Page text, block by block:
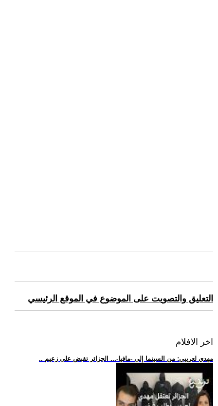
التعليق والتصويت على الموضوع في الموقع الرئيسي
اخر الافلام
.. مهدي لعريبي: من السينما إلى -مافيا-... الجزائر تقبض على زعيم